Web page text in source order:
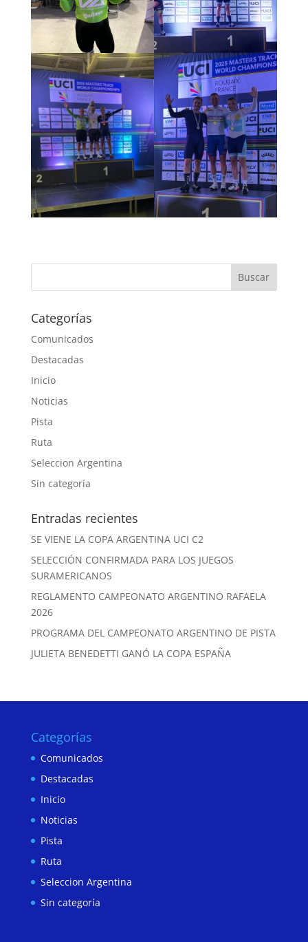
Categorías
Comunicados
Destacadas
Inicio
Noticias
Pista
Ruta
Seleccion Argentina
Sin categoría
Entradas recientes
SE VIENE LA COPA ARGENTINA UCI C2
SELECCIÓN CONFIRMADA PARA LOS JUEGOS
SURAMERICANOS
REGLAMENTO CAMPEONATO ARGENTINO RAFAELA
2026
PROGRAMA DEL CAMPEONATO ARGENTINO DE PISTA
JULIETA BENEDETTI GANÓ LA COPA ESPAÑA
Categorías
Comunicados
Destacadas
Inicio
Noticias
Pista
Ruta
Seleccion Argentina
Sin categoría